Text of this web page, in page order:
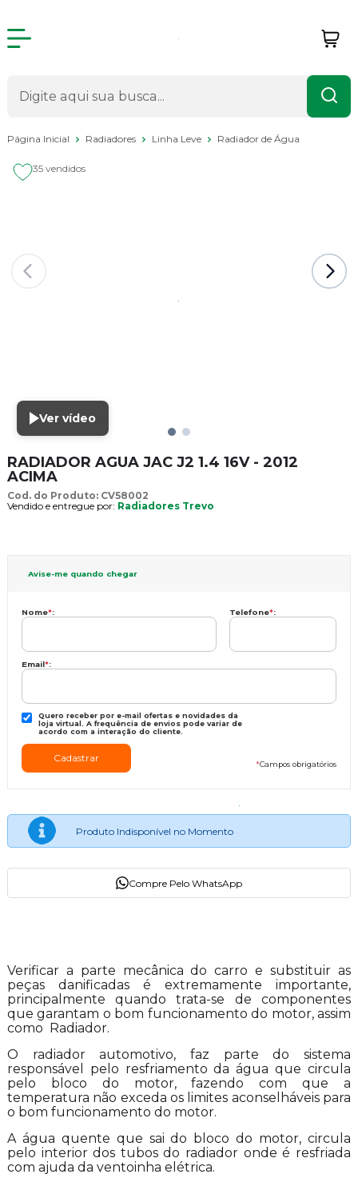
Página Inicial Radiadores Linha Leve Radiador de Água
35 vendidos
Ver vídeo
RADIADOR AGUA JAC J2 1.4 16V - 2012
ACIMA
Cod. do Produto: CV58002
Vendido e entregue por: Radiadores Trevo
Avise-me quando chegar
Nome*: Telefone*:
Email*:
Quero receber por e-mail ofertas e novidades da
loja virtual. A frequência de envios pode variar de
acordo com a interação do cliente.
*Campos obrigatórios
Produto Indisponível no Momento
Compre Pelo WhatsApp
Verificar a parte mecânica do carro e substituir as
peças danificadas é extremamente importante,
principalmente quando trata-se de componentes
que garantam o bom funcionamento do motor, assim
como Radiador.
O radiador automotivo, faz parte do sistema
responsável pelo resfriamento da água que circula
pelo bloco do motor, fazendo com que a
temperatura não exceda os limites aconselháveis para
o bom funcionamento do motor.
A água quente que sai do bloco do motor, circula
pelo interior dos tubos do radiador onde é resfriada
com ajuda da ventoinha elétrica.